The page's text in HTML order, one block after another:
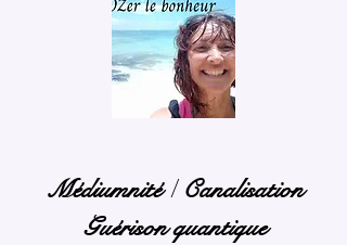
Médiumnité/ Canalisation
Guérison quantique